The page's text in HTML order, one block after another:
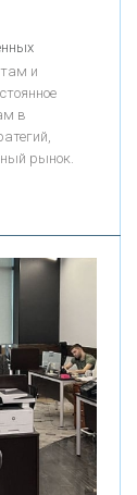
лет
и
в
рынок.